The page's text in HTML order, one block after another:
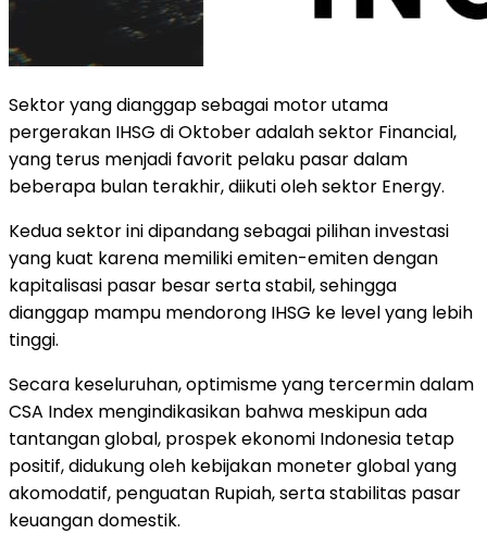
Sektor yang dianggap sebagai motor utama
pergerakan IHSG di Oktober adalah sektor Financial,
yang terus menjadi favorit pelaku pasar dalam
beberapa bulan terakhir, diikuti oleh sektor Energy.
Kedua sektor ini dipandang sebagai pilihan investasi
yang kuat karena memiliki emiten-emiten dengan
kapitalisasi pasar besar serta stabil, sehingga
dianggap mampu mendorong IHSG ke level yang lebih
tinggi.
Secara keseluruhan, optimisme yang tercermin dalam
CSA Index mengindikasikan bahwa meskipun ada
tantangan global, prospek ekonomi Indonesia tetap
positif, didukung oleh kebijakan moneter global yang
akomodatif, penguatan Rupiah, serta stabilitas pasar
keuangan domestik.